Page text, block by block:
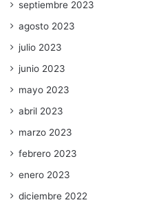
septiembre 2023
agosto 2023
julio 2023
junio 2023
mayo 2023
abril 2023
marzo 2023
febrero 2023
enero 2023
diciembre 2022